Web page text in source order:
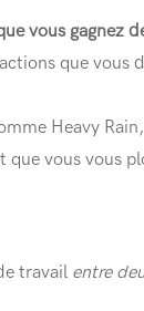
vous gagnez
que vous
Heavy Rain,
que vous vous
travail entre